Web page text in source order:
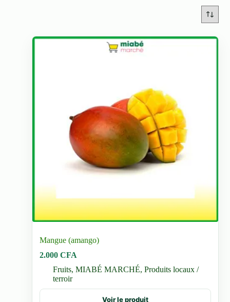
Mangue (amango)
2.000CFA
Fruits,MIABÉ MARCHÉ,Produits locaux /
terroir
Voir le produit